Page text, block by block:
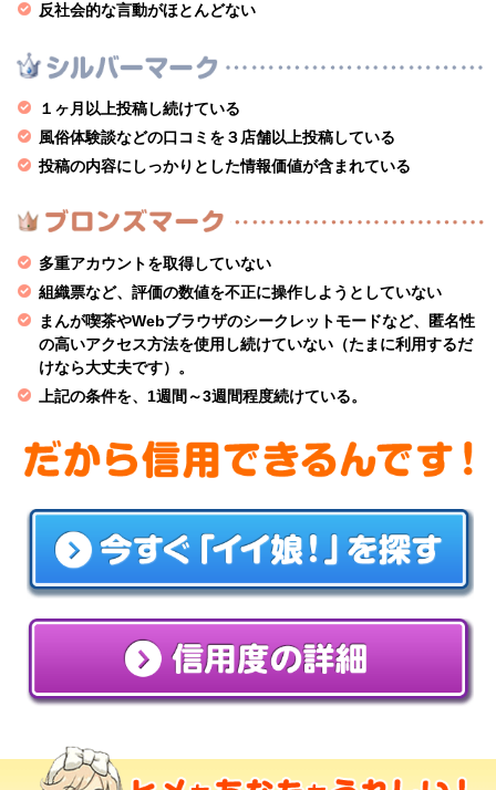
反社会的な言動がほとんどない
１ヶ月以上投稿し続けている
風俗体験談などの口コミを３店舗以上投稿している
投稿の内容にしっかりとした情報価値が含まれている
多重アカウントを取得していない
組織票など、評価の数値を不正に操作しようとしていない
まんが喫茶やWebブラウザのシークレットモードなど、匿名性
の高いアクセス方法を使用し続けていない（たまに利用するだ
けなら大丈夫です）。
上記の条件を、1週間～3週間程度続けている。